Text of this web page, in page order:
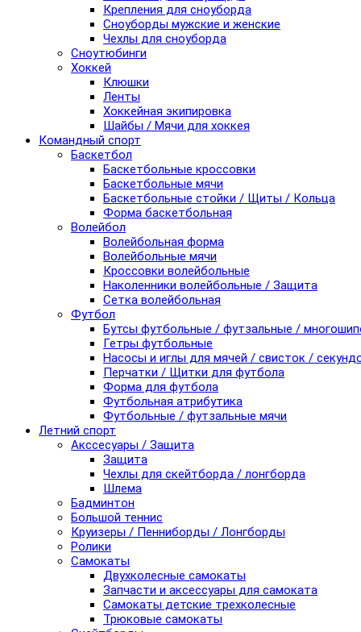
Крепления для сноуборда
Сноуборды мужские и женские
Чехлы для сноуборда
Сноутюбинги
Хоккей
Клюшки
Ленты
Хоккейная экипировка
Шайбы / Мячи для хоккея
Командный спорт
Баскетбол
Баскетбольные кроссовки
Баскетбольные мячи
Баскетбольные стойки / Щиты / Кольца
Форма баскетбольная
Волейбол
Волейбольная форма
Волейбольные мячи
Кроссовки волейбольные
Наколенники волейбольные / Защита
Сетка волейбольная
Футбол
Бутсы футбольные / футзальные /
Гетры футбольные
Насосы и иглы для мячей / свисток /
Перчатки / Щитки для футбола
Форма для футбола
Футбольная атрибутика
Футбольные / футзальные мячи
Летний спорт
Акссесуары / Защита
Защита
Чехлы для скейтборда / лонгборда
Шлема
Бадминтон
Большой теннис
Круизеры / Пенниборды / Лонгборды
Ролики
Самокаты
Двухколесные самокаты
Запчасти и аксессуары для самоката
Самокаты детские трехколесные
Трюковые самокаты